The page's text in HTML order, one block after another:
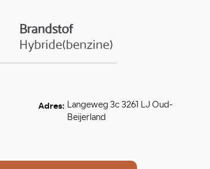
Brandstof
Hybride(benzine)
Adres: Langeweg 3c 3261 LJ Oud-
Beijerland